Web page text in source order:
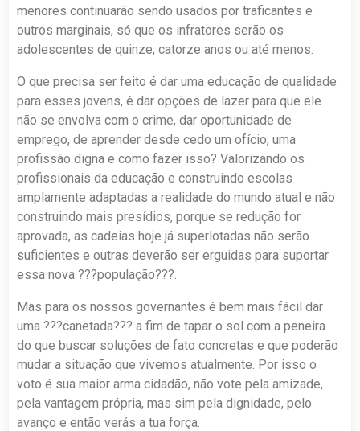
menores continuarão sendo usados por traficantes e
outros marginais, só que os infratores serão os
adolescentes de quinze, catorze anos ou até menos.
O que precisa ser feito é dar uma educação de qualidade
para esses jovens, é dar opções de lazer para que ele
não se envolva com o crime, dar oportunidade de
emprego, de aprender desde cedo um ofício, uma
profissão digna e como fazer isso? Valorizando os
profissionais da educação e construindo escolas
amplamente adaptadas a realidade do mundo atual e não
construindo mais presídios, porque se redução for
aprovada, as cadeias hoje já superlotadas não serão
suficientes e outras deverão ser erguidas para suportar
essa nova ???população???.
Mas para os nossos governantes é bem mais fácil dar
uma ???canetada??? a fim de tapar o sol com a peneira
do que buscar soluções de fato concretas e que poderão
mudar a situação que vivemos atualmente. Por isso o
voto é sua maior arma cidadão, não vote pela amizade,
pela vantagem própria, mas sim pela dignidade, pelo
avanço e então verás a tua força.